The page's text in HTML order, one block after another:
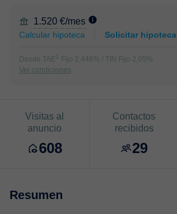
1.520 €/mes
Calcular hipoteca Solicitar hipoteca
Desde TAE 1
Fijo 2,446% / TIN Fijo 2,05%
Ver condiciones
Visitas al
anuncio
608
Contactos
recibidos
29
Resumen